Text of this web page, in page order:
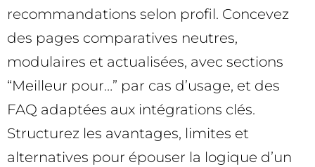
recommandations selon profil. Concevez
des pages comparatives neutres,
modulaires et actualisées, avec sections
“Meilleur pour…” par cas d’usage, et des
FAQ adaptées aux intégrations clés.
Structurez les avantages, limites et
alternatives pour épouser la logique d’un